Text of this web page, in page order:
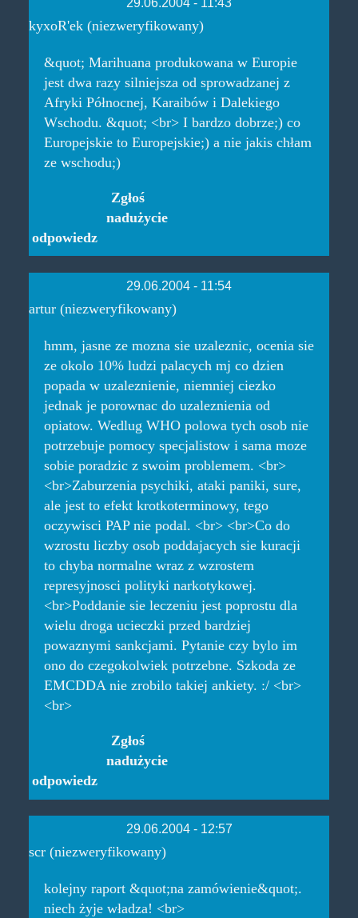
kyxoR'ek (niezweryfikowany)
&quot; Marihuana produkowana w Europie
jest dwa razy silniejsza od sprowadzanej z
Afryki Północnej, Karaibów i Dalekiego
Wschodu. &quot; <br> I bardzo dobrze;) co
Europejskie to Europejskie;) a nie jakis chłam
ze wschodu;)
odpowiedz
Zgłoś
nadużycie
29.06.2004 - 11:54
artur (niezweryfikowany)
hmm, jasne ze mozna sie uzaleznic, ocenia sie
ze okolo 10% ludzi palacych mj co dzien
popada w uzaleznienie, niemniej ciezko
jednak je porownac do uzaleznienia od
opiatow. Wedlug WHO polowa tych osob nie
potrzebuje pomocy specjalistow i sama moze
sobie poradzic z swoim problemem. <br>
<br>Zaburzenia psychiki, ataki paniki, sure,
ale jest to efekt krotkoterminowy, tego
oczywisci PAP nie podal. <br> <br>Co do
wzrostu liczby osob poddajacych sie kuracji
to chyba normalne wraz z wzrostem
represyjnosci polityki narkotykowej.
<br>Poddanie sie leczeniu jest poprostu dla
wielu droga ucieczki przed bardziej
powaznymi sankcjami. Pytanie czy bylo im
ono do czegokolwiek potrzebne. Szkoda ze
EMCDDA nie zrobilo takiej ankiety. :/ <br>
<br>
odpowiedz
Zgłoś
nadużycie
29.06.2004 - 12:57
scr (niezweryfikowany)
kolejny raport &quot;na zamówienie&quot;.
niech żyje władza! <br>